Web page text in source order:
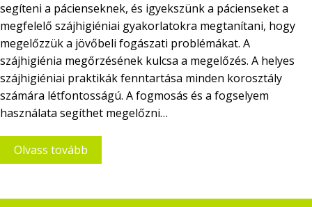
segíteni a pácienseknek, és igyekszünk a pácienseket a
megfelelő szájhigiéniai gyakorlatokra megtanítani, hogy
megelőzzük a jövőbeli fogászati problémákat. A
szájhigiénia megőrzésének kulcsa a megelőzés. A helyes
szájhigiéniai praktikák fenntartása minden korosztály
számára létfontosságú. A fogmosás és a fogselyem
használata segíthet megelőzni…
Olvass tovább